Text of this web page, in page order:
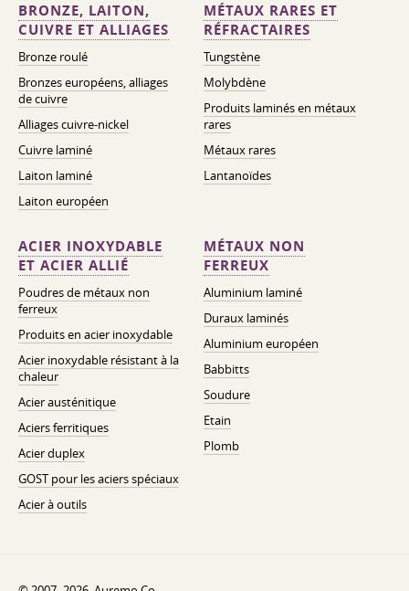
BRONZE, LAITON,
CUIVRE ET ALLIAGES
Bronze roulé
Bronzes européens, alliages
de cuivre
Alliages cuivre-nickel
Cuivre laminé
Laiton laminé
Laiton européen
MÉTAUX RARES ET
RÉFRACTAIRES
Tungstène
Molybdène
Produits laminés en métaux
rares
Métaux rares
Lantanoïdes
ACIER INOXYDABLE
ET ACIER ALLIÉ
Poudres de métaux non
ferreux
Produits en acier inoxydable
Acier inoxydable résistant à la
chaleur
Acier austénitique
Aciers ferritiques
Acier duplex
GOST pour les aciers spéciaux
Acier à outils
MÉTAUX NON
FERREUX
Aluminium laminé
Duraux laminés
Aluminium européen
Babbitts
Soudure
Etain
Plomb